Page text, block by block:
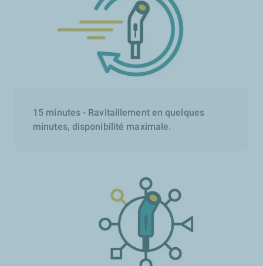
15 minutes - Ravitaillement en quelques
minutes, disponibilité maximale.